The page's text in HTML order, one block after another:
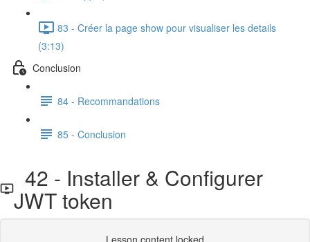
83 - Créer la page show pour visualiser les details
(3:13)
Conclusion
84 - Recommandations
85 - Conclusion
42 - Installer & Configurer
JWT token
Lesson content locked